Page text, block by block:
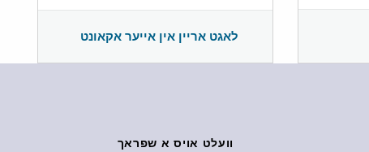
לאגט אריין אין אייער אקאונט
וועלט אויס א שפראך